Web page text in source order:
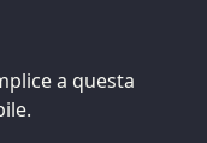
a questa